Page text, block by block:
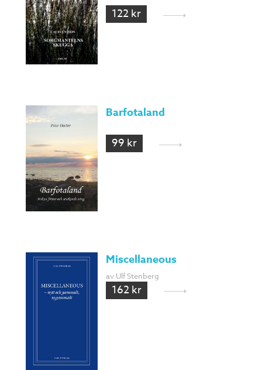
122 kr
Barfotaland
99 kr
Miscellaneous
av Ulf Stenberg
162 kr